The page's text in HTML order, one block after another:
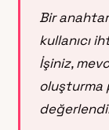
Bir
kullanıcı
İşiniz,
oluşturma